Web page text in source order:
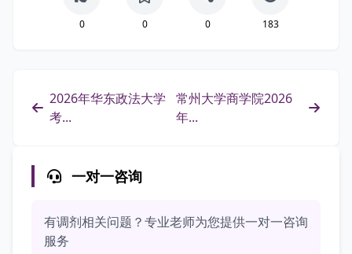
0 0 0 183
2026年华东政法大学
考...
常州大学商学院2026
年...
一对一咨询
有调剂相关问题？专业老师为您提供一对一咨询
服务